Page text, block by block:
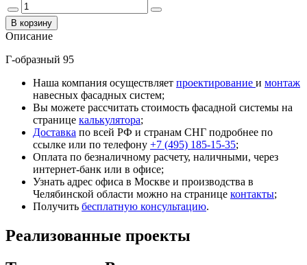
Описание
Г-образный 95
Наша компания осуществляет проектирование и монтаж
навесных фасадных систем;
Вы можете рассчитать стоимость фасадной системы на
странице калькулятора;
Доставка по всей РФ и странам СНГ подробнее по
ссылке или по телефону +7 (495) 185-15-35;
Оплата по безналичному расчету, наличными, через
интернет-банк или в офисе;
Узнать адрес офиса в Москве и производства в
Челябинской области можно на странице контакты;
Получить бесплатную консультацию.
Реализованные проекты